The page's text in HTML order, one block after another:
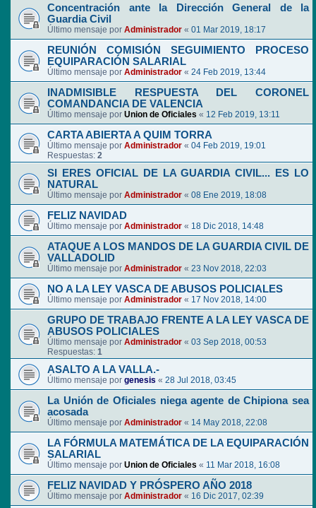
Concentración ante la Dirección General de la
Guardia Civil
Último mensaje por Administrador « 01 Mar 2019, 18:17
REUNIÓN COMISIÓN SEGUIMIENTO PROCESO
EQUIPARACIÓN SALARIAL
Último mensaje por Administrador « 24 Feb 2019, 13:44
INADMISIBLE RESPUESTA DEL CORONEL
COMANDANCIA DE VALENCIA
Último mensaje por Union de Oficiales « 12 Feb 2019, 13:11
CARTA ABIERTA A QUIM TORRA
Último mensaje por Administrador « 04 Feb 2019, 19:01
Respuestas: 2
SI ERES OFICIAL DE LA GUARDIA CIVIL... ES LO
NATURAL
Último mensaje por Administrador « 08 Ene 2019, 18:08
FELIZ NAVIDAD
Último mensaje por Administrador « 18 Dic 2018, 14:48
ATAQUE A LOS MANDOS DE LA GUARDIA CIVIL DE
VALLADOLID
Último mensaje por Administrador « 23 Nov 2018, 22:03
NO A LA LEY VASCA DE ABUSOS POLICIALES
Último mensaje por Administrador « 17 Nov 2018, 14:00
GRUPO DE TRABAJO FRENTE A LA LEY VASCA DE
ABUSOS POLICIALES
Último mensaje por Administrador « 03 Sep 2018, 00:53
Respuestas: 1
ASALTO A LA VALLA.-
Último mensaje por genesis « 28 Jul 2018, 03:45
La Unión de Oficiales niega agente de Chipiona sea
acosada
Último mensaje por Administrador « 14 May 2018, 22:08
LA FÓRMULA MATEMÁTICA DE LA EQUIPARACIÓN
SALARIAL
Último mensaje por Union de Oficiales « 11 Mar 2018, 16:08
FELIZ NAVIDAD Y PRÓSPERO AÑO 2018
Último mensaje por Administrador « 16 Dic 2017, 02:39